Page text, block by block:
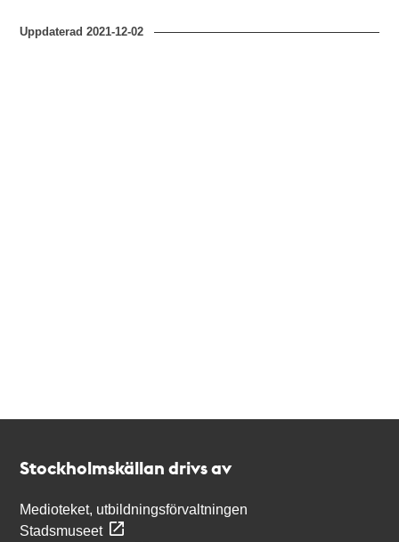
Uppdaterad2021-12-02
Stockholmskällan drivs av
Medioteket, utbildningsförvaltningen
Stadsmuseet